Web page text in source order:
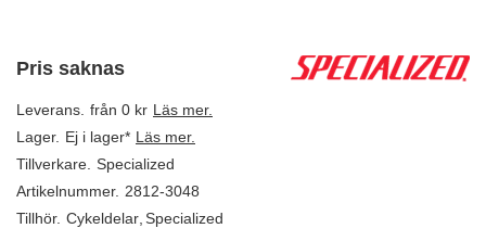
Pris saknas
Leverans. från 0 kr Läs mer.
Lager. Ej i lager* Läs mer.
Tillverkare. Specialized
Artikelnummer. 2812-3048
Tillhör. Cykeldelar Specialized